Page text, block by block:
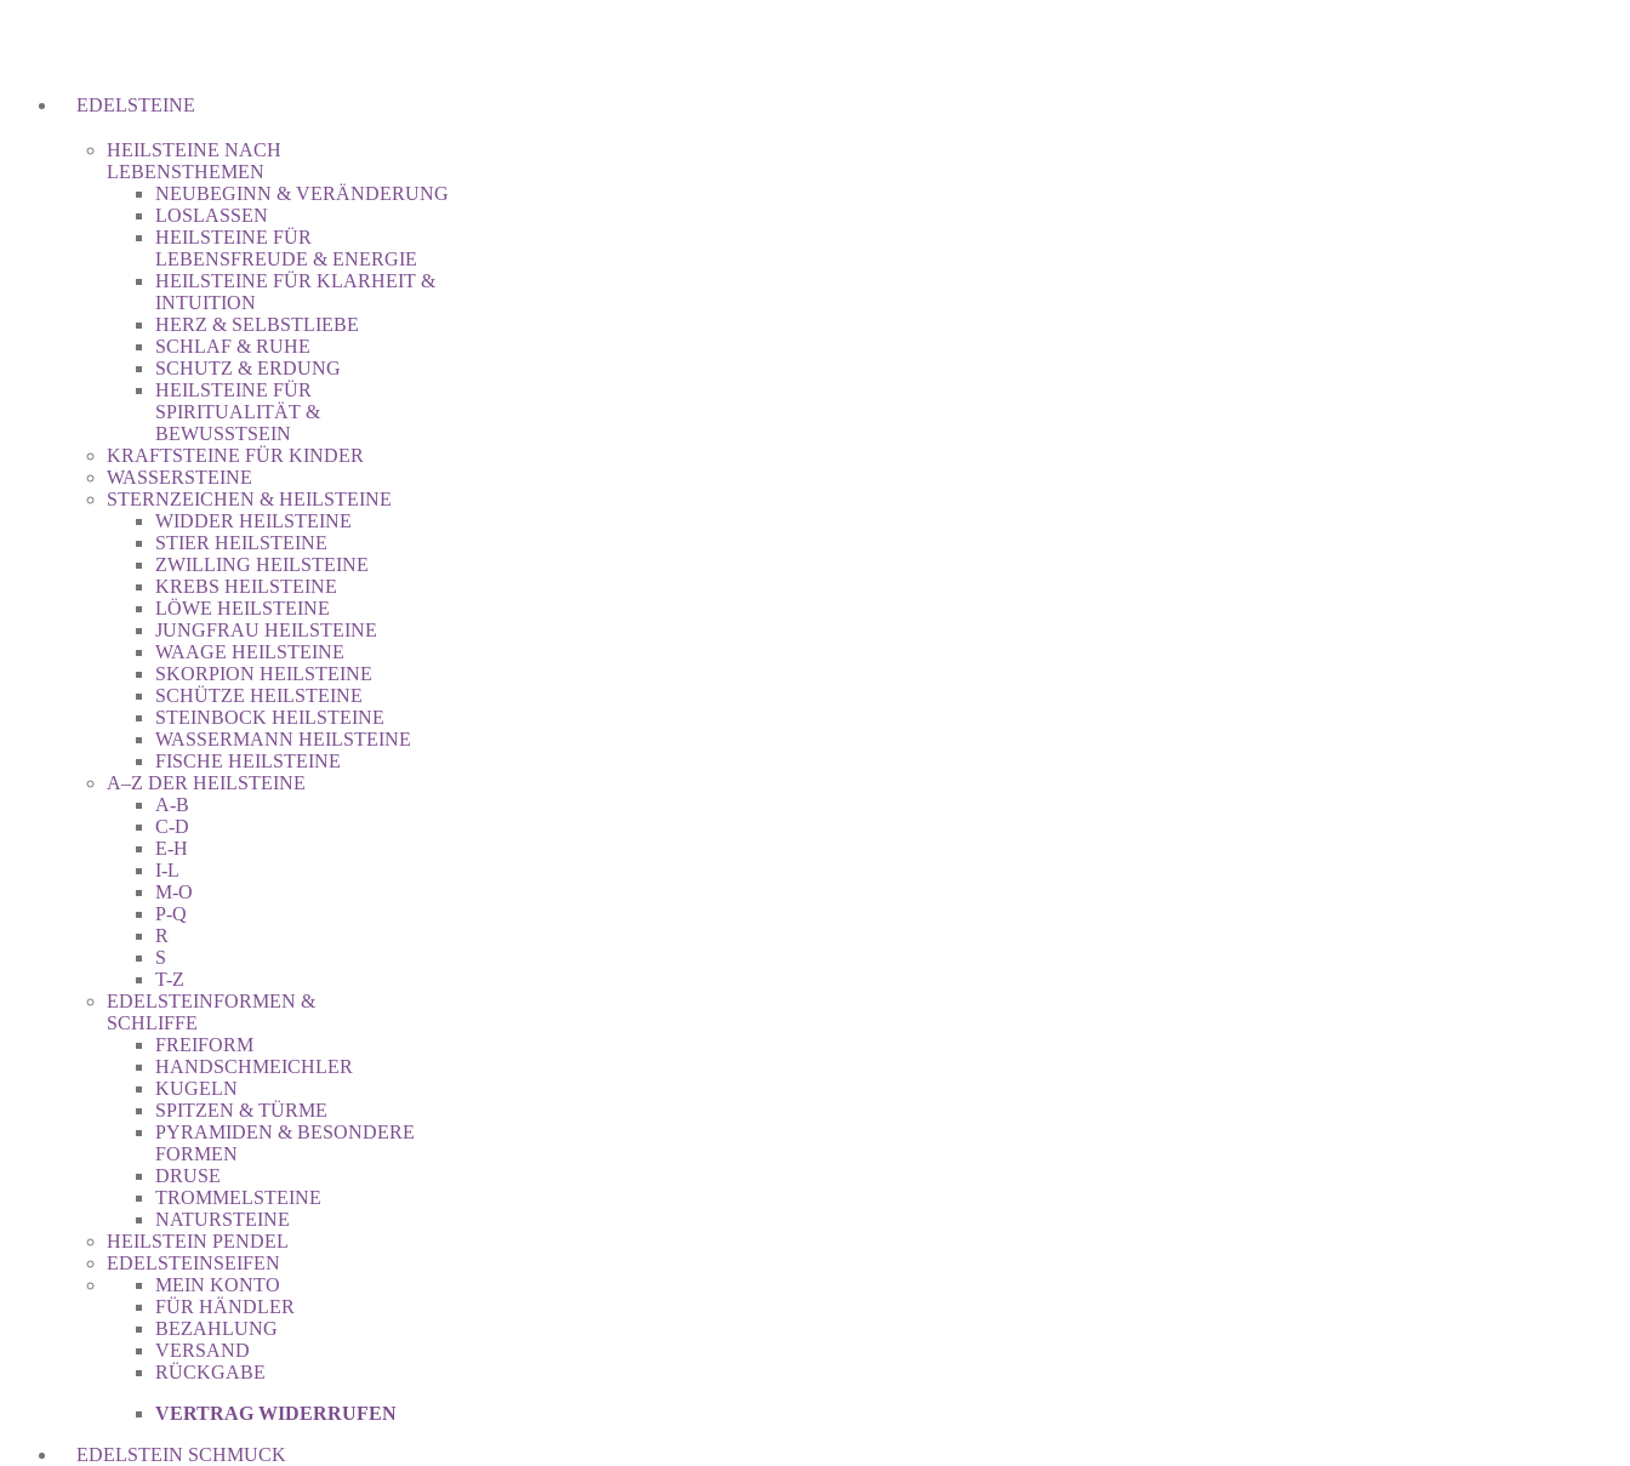
EDELSTEINE
HEILSTEINE NACH
LEBENSTHEMEN
NEUBEGINN & VERÄNDERUNG
LOSLASSEN
HEILSTEINE FÜR
LEBENSFREUDE & ENERGIE
HEILSTEINE FÜR KLARHEIT &
INTUITION
HERZ & SELBSTLIEBE
SCHLAF & RUHE
SCHUTZ & ERDUNG
HEILSTEINE FÜR
SPIRITUALITÄT &
BEWUSSTSEIN
KRAFTSTEINE FÜR KINDER
WASSERSTEINE
STERNZEICHEN & HEILSTEINE
WIDDER HEILSTEINE
STIER HEILSTEINE
ZWILLING HEILSTEINE
KREBS HEILSTEINE
LÖWE HEILSTEINE
JUNGFRAU HEILSTEINE
WAAGE HEILSTEINE
SKORPION HEILSTEINE
SCHÜTZE HEILSTEINE
STEINBOCK HEILSTEINE
WASSERMANN HEILSTEINE
FISCHE HEILSTEINE
A–Z DER HEILSTEINE
A-B
C-D
E-H
I-L
M-O
P-Q
R
S
T-Z
EDELSTEINFORMEN &
SCHLIFFE
FREIFORM
HANDSCHMEICHLER
KUGELN
SPITZEN & TÜRME
PYRAMIDEN & BESONDERE
FORMEN
DRUSE
TROMMELSTEINE
NATURSTEINE
HEILSTEIN PENDEL
EDELSTEINSEIFEN
MEIN KONTO
FÜR HÄNDLER
BEZAHLUNG
VERSAND
RÜCKGABE
VERTRAG WIDERRUFEN
EDELSTEIN SCHMUCK